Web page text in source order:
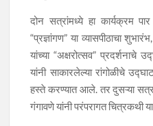
दोन सत्रांमध्ये हा कार्यक्रम
“प्रज्ञांगण” या व्यासपीठाचा
यांच्या “अक्षरोत्सव” प्रदर्शनाचे
यांनी साकारलेल्या रांगोळीचे
हस्ते करण्यात आले. तर दुसऱ्या
गंगावणे यांनी परंपरागत चित्रकथी